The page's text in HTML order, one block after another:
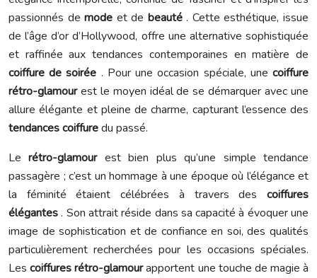
passionnés demode et de beauté. Cette esthétique, issue
de l’âge d’or d’Hollywood, offre une alternative sophistiquée
et raffinée aux tendances contemporaines en matière de
coiffure de soirée . Pour une occasion spéciale, unecoiffure
rétro-glamourest le moyen idéal de se démarquer avec une
allure élégante et pleine de charme, capturant l’essence des
tendances coiffuredu passé.
Lerétro-glamour est bien plus qu’une simple tendance
passagère ; c’est un hommage à une époque où l’élégance et
la féminité étaient célébrées à travers des coiffures
élégantes. Son attrait réside dans sa capacité à évoquer une
image de sophistication et de confiance en soi, des qualités
particulièrement recherchées pour les occasions spéciales.
Lescoiffures rétro-glamourapportent une touche de magie à